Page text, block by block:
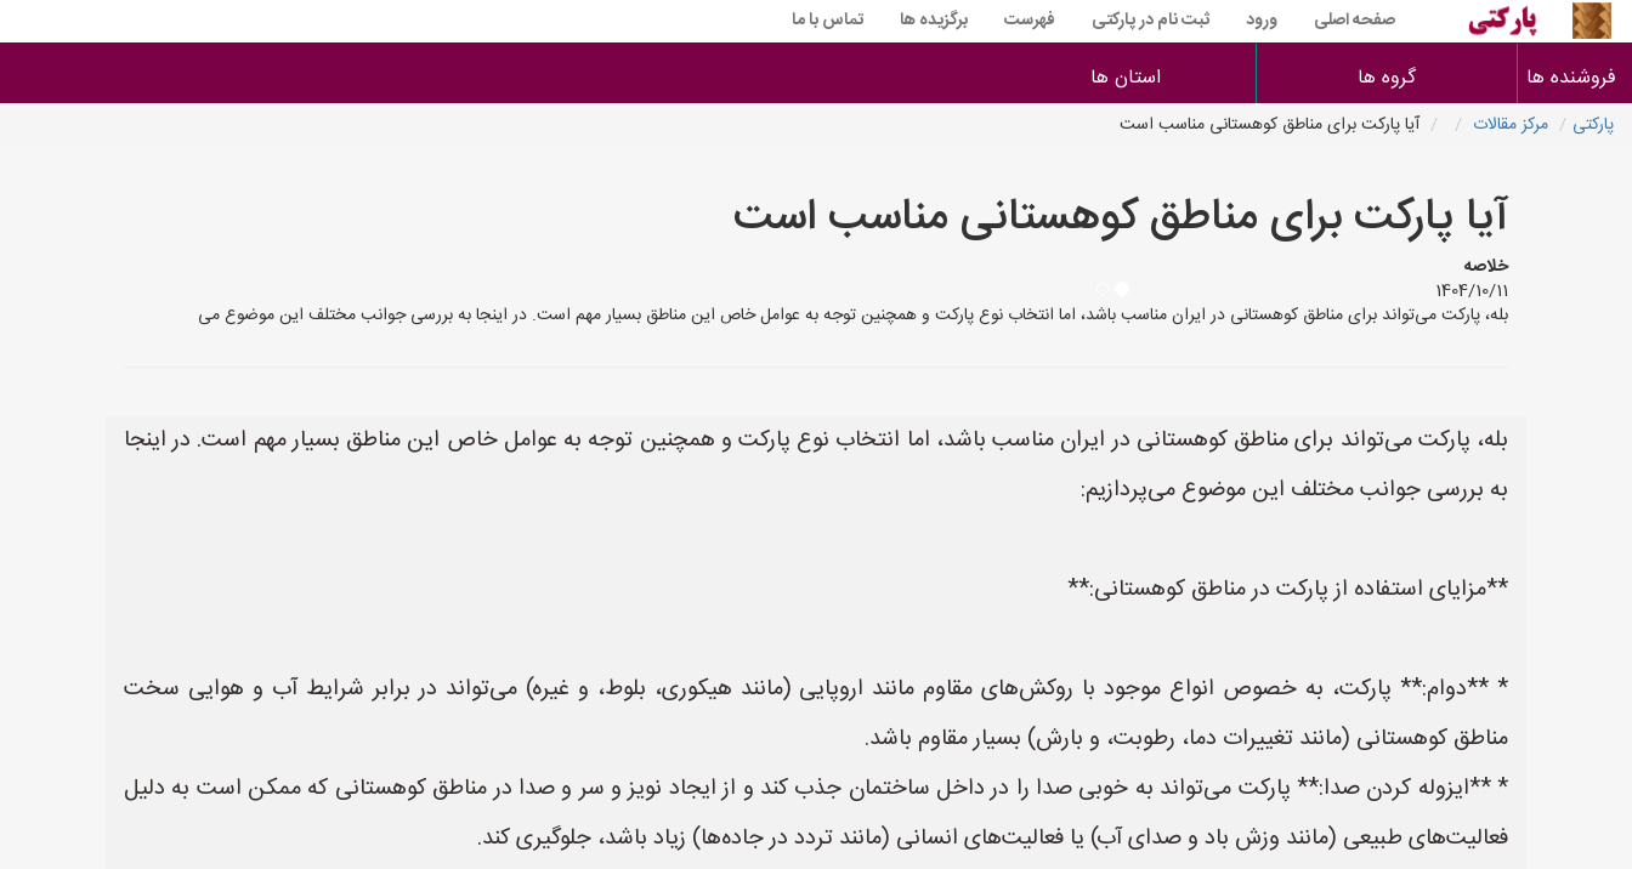
صفحه اصلی ورود ثبت نام در پارکتی فهرست برگزیده ها تماس با ما
فروشنده ها گروه ها استان ها
پارکتی مرکز مقالات آیا پارکت برای مناطق کوهستانی مناسب است
آیا پارکت برای مناطق کوهستانی مناسب است
خلاصه
1404/10/11
بله، پارکت می‌تواند برای مناطق کوهستانی در ایران مناسب باشد، اما انتخاب نوع پارکت و همچنین توجه به عوامل خاص این مناطق بسیار مهم است. در اینجا به بررسی جوانب مختلف این موضوع می
بله، پارکت می‌تواند برای مناطق کوهستانی در ایران مناسب باشد، اما انتخاب نوع پارکت و همچنین توجه به عوامل خاص این مناطق بسیار مهم است. در اینجا
به بررسی جوانب مختلف این موضوع می‌پردازیم:
**مزایای استفاده از پارکت در مناطق کوهستانی:**
* **دوام:** پارکت، به خصوص انواع موجود با روکش‌های مقاوم مانند اروپایی (مانند هیکوری، بلوط، و غیره) می‌تواند در برابر شرایط آب و هوایی سخت
مناطق کوهستانی (مانند تغییرات دما، رطوبت، و بارش) بسیار مقاوم باشد.
* **ایزوله کردن صدا:** پارکت می‌تواند به خوبی صدا را در داخل ساختمان جذب کند و از ایجاد نویز و سر و صدا در مناطق کوهستانی که ممکن است به دلیل
فعالیت‌های طبیعی (مانند وزش باد و صدای آب) یا فعالیت‌های انسانی (مانند تردد در جاده‌ها) زیاد باشد، جلوگیری کند.